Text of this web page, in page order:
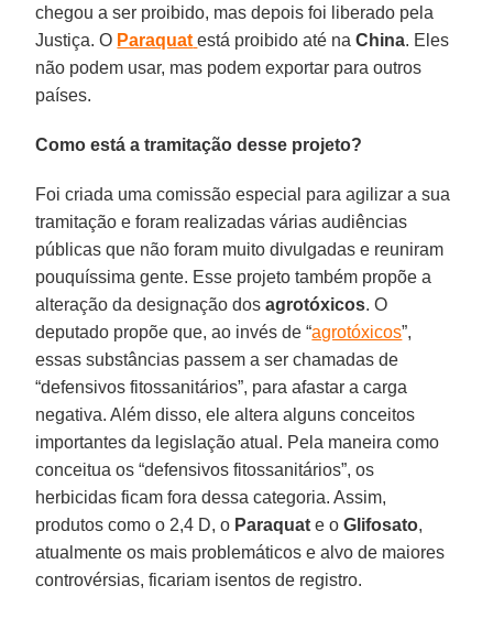
chegou a ser proibido, mas depois foi liberado pela
Justiça. O Paraquat está proibido até naChina. Eles
não podem usar, mas podem exportar para outros
países.
Como está a tramitação desse projeto?
Foi criada uma comissão especial para agilizar a sua
tramitação e foram realizadas várias audiências
públicas que não foram muito divulgadas e reuniram
pouquíssima gente. Esse projeto também propõe a
alteração da designação dosagrotóxicos. O
deputado propõe que, ao invés de “agrotóxicos”,
essas substâncias passem a ser chamadas de
“defensivos fitossanitários”, para afastar a carga
negativa. Além disso, ele altera alguns conceitos
importantes da legislação atual. Pela maneira como
conceitua os “defensivos fitossanitários”, os
herbicidas ficam fora dessa categoria. Assim,
produtos como o 2,4 D, o Paraquat e oGlifosato,
atualmente os mais problemáticos e alvo de maiores
controvérsias, ficariam isentos de registro.